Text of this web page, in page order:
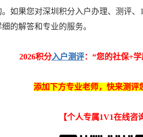
如果您对深圳积分入户办理、测评
的解答和专业的服务。
2026积分入户测评：“您的社保+学
添加下方专业老师，快来测评
【个人专属1V1在线咨